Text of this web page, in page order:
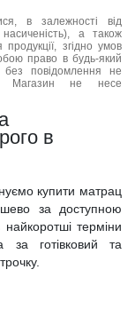
в залежності від
а також
згідно умов
право в будь-який
без повідомлення не
Магазин не несе
в
купити матрац
за доступною
терміни
за готівковий та